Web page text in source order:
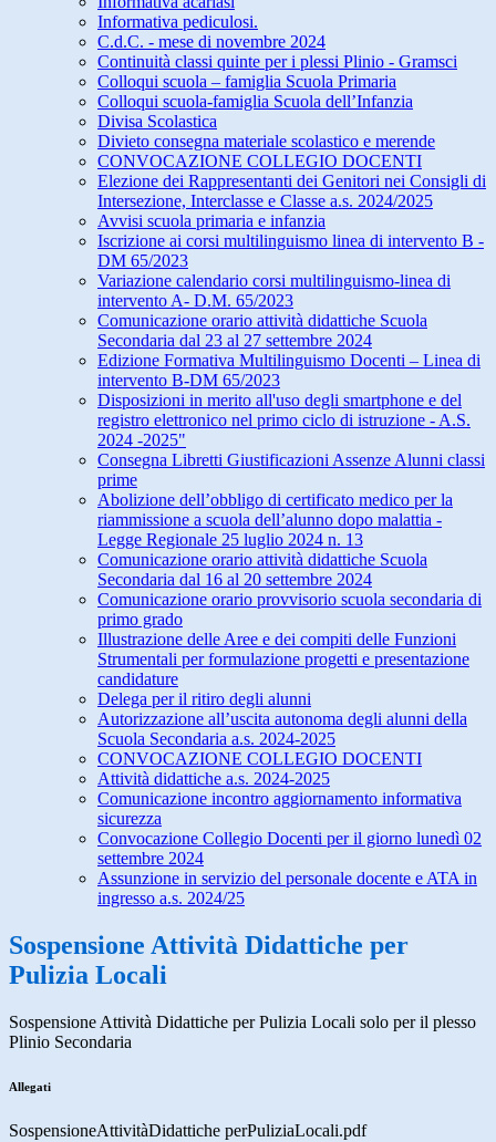
Informativa pediculosi.
C.d.C. - mese di novembre 2024
Continuità classi quinte per i plessi Plinio - Gramsci
Colloqui scuola – famiglia Scuola Primaria
Colloqui scuola-famiglia Scuola dell’Infanzia
Divisa Scolastica
Divieto consegna materiale scolastico e merende
CONVOCAZIONE COLLEGIO DOCENTI
Elezione dei Rappresentanti dei Genitori nei Consigli di
Intersezione, Interclasse e Classe a.s. 2024/2025
Avvisi scuola primaria e infanzia
Iscrizione ai corsi multilinguismo linea di intervento B -
DM 65/2023
Variazione calendario corsi multilinguismo-linea di
intervento A- D.M. 65/2023
Comunicazione orario attività didattiche Scuola
Secondaria dal 23 al 27 settembre 2024
Edizione Formativa Multilinguismo Docenti – Linea di
intervento B-DM 65/2023
Disposizioni in merito all'uso degli smartphone e del
registro elettronico nel primo ciclo di istruzione - A.S.
2024 -2025"
Consegna Libretti Giustificazioni Assenze Alunni classi
prime
Abolizione dell’obbligo di certificato medico per la
riammissione a scuola dell’alunno dopo malattia -
Legge Regionale 25 luglio 2024 n. 13
Comunicazione orario attività didattiche Scuola
Secondaria dal 16 al 20 settembre 2024
Comunicazione orario provvisorio scuola secondaria di
primo grado
Illustrazione delle Aree e dei compiti delle Funzioni
Strumentali per formulazione progetti e presentazione
candidature
Delega per il ritiro degli alunni
Autorizzazione all’uscita autonoma degli alunni della
Scuola Secondaria a.s. 2024-2025
CONVOCAZIONE COLLEGIO DOCENTI
Attività didattiche a.s. 2024-2025
Comunicazione incontro aggiornamento informativa
sicurezza
Convocazione Collegio Docenti per il giorno lunedì 02
settembre 2024
Assunzione in servizio del personale docente e ATA in
ingresso a.s. 2024/25
Sospensione Attività Didattiche per
Pulizia Locali
Sospensione Attività Didattiche per Pulizia Locali solo per il plesso
Plinio Secondaria
Allegati
SospensioneAttivitàDidattiche perPuliziaLocali.pdf